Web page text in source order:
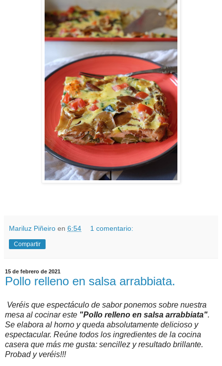
Mariluz Piñeiro en 6:54 1 comentario:
Compartir
15 de febrero de 2021
Pollo relleno en salsa arrabbiata.
Veréis que espectáculo de sabor ponemos sobre nuestra
mesa al cocinar este "Pollo relleno en salsa arrabbiata".
Se elabora al horno y queda absolutamente delicioso y
espectacular. Reúne todos los ingredientes de la cocina
casera que más me gusta: sencillez y resultado brillante.
Probad y veréis!!!